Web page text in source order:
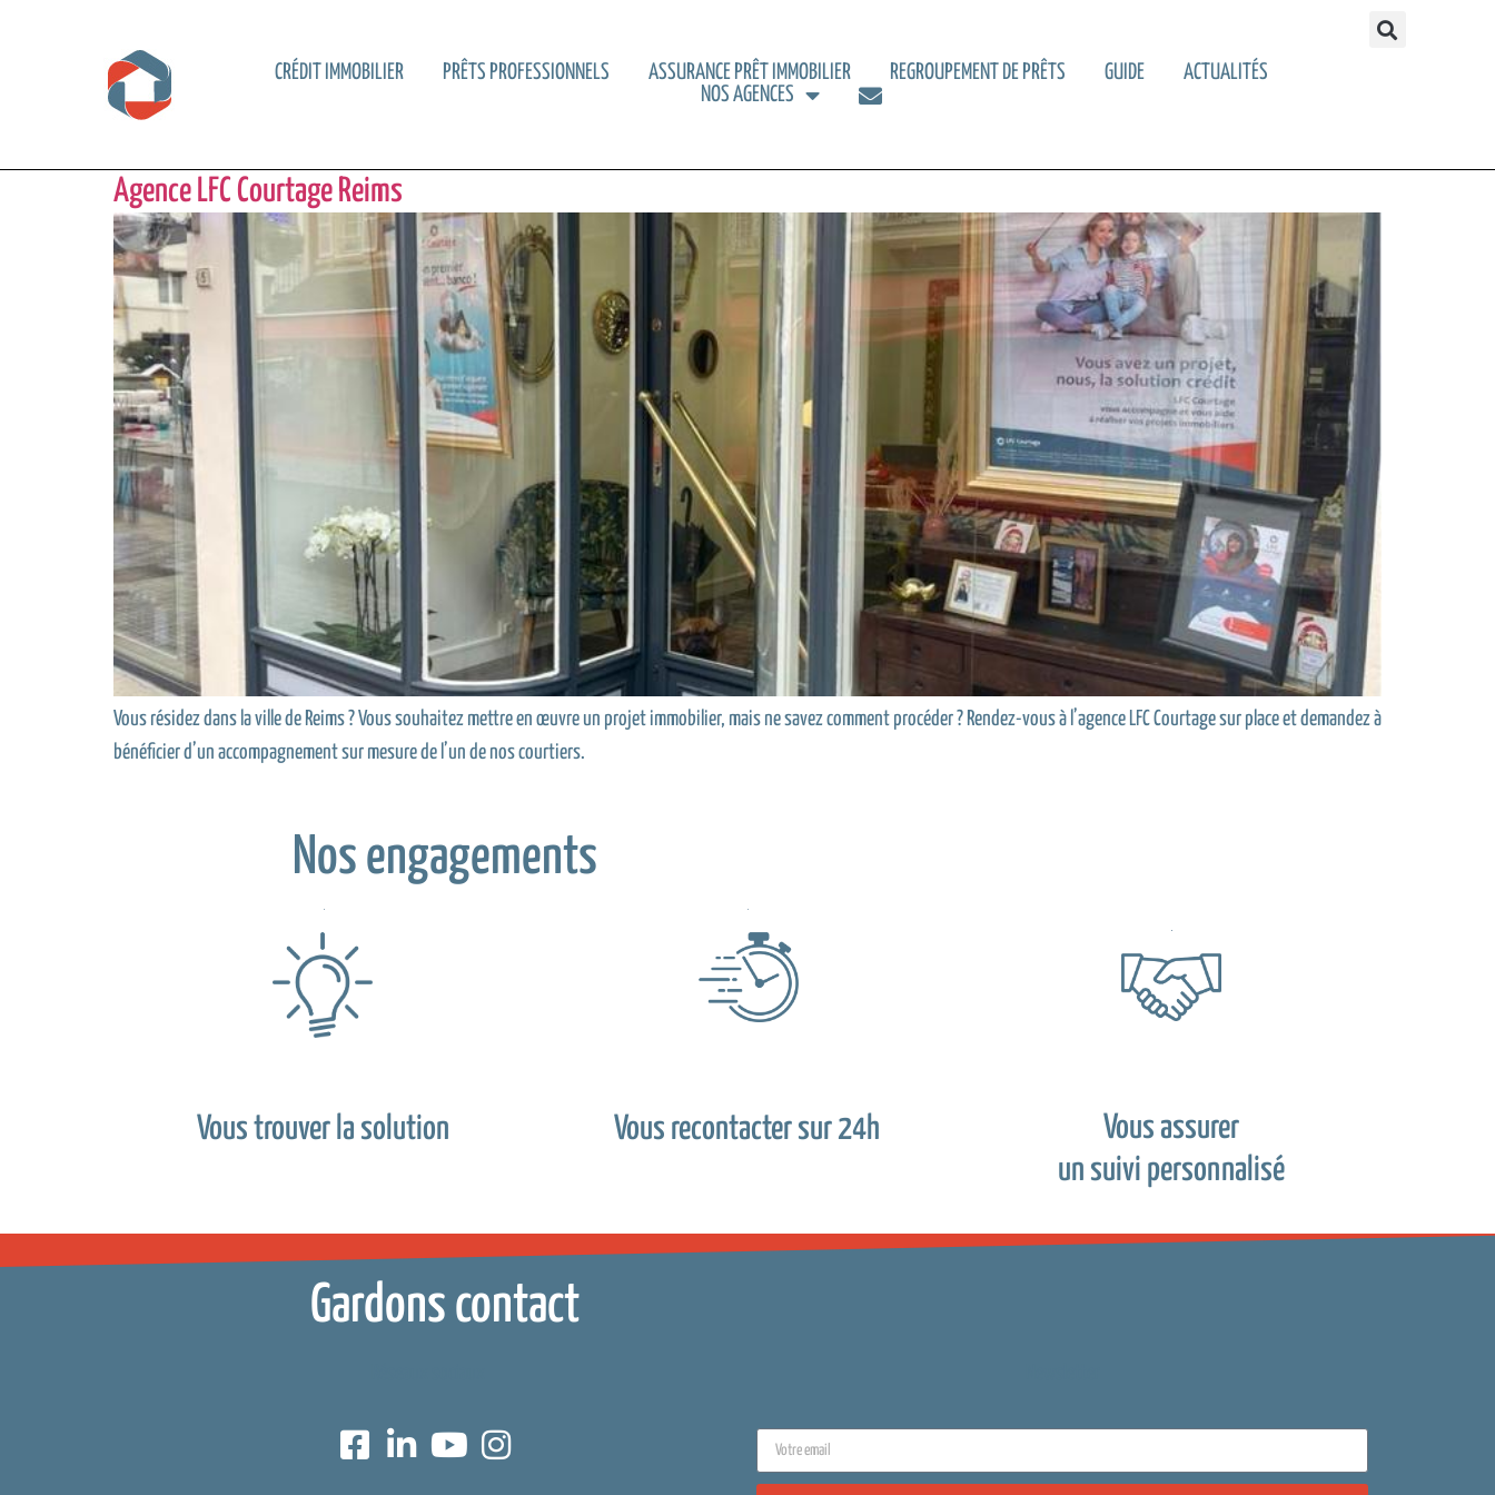
CRÉDIT IMMOBILIER PRÊTS PROFESSIONNELS ASSURANCE PRÊT IMMOBILIER REGROUPEMENT DE PRÊTS GUIDE
ACTUALITÉS
NOS AGENCES
Agence LFC Courtage Reims
Vous résidez dans la ville de Reims ? Vous souhaitez mettre en œuvre un projet immobilier, mais ne savez comment procéder ? Rendez-vous à l’agence LFC Courtage sur place et demandez à
bénéficier d’un accompagnement sur mesure de l’un de nos courtiers.
Nos engagements
Vous trouver la solution Vous recontacter sur 24h
Vous assurer
un suivi personnalisé
Gardons contact